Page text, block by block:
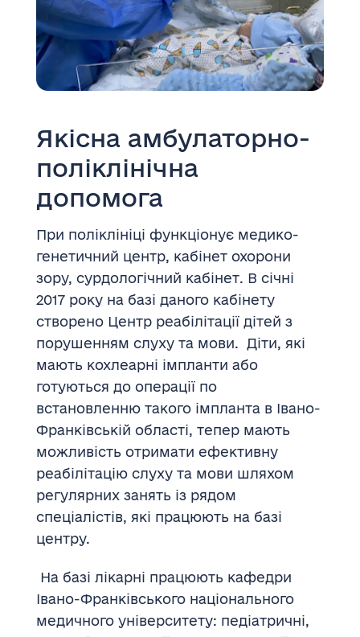
Якісна амбулаторно-
поліклінічна
допомога
При поліклініці функціонує медико-
генетичний центр, кабінет охорони
зору, сурдологічний кабінет. В січні
2017 року на базі даного кабінету
створено Центр реабілітації дітей з
порушенням слуху та мови. Діти, які
мають кохлеарні імпланти або
готуються до операції по
встановленню такого імпланта в Івано-
Франківській області, тепер мають
можливість отримати ефективну
реабілітацію слуху та мови шляхом
регулярних занять із рядом
спеціалістів, які працюють на базі
центру.
На базі лікарні працюють кафедри
Івано-Франківського національного
медичного університету: педіатричні,